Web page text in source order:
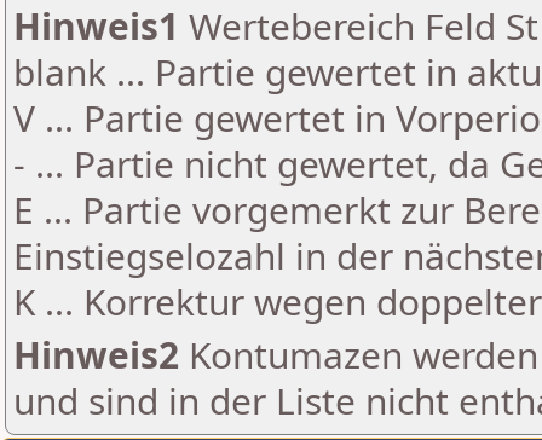
Hinweis1 Wertebereich Feld
blank ... Partie gewertet in
V ... Partie gewertet in
- ... Partie nicht gewertet, da
E ... Partie vorgemerkt zur
Einstiegselozahl in der
K ... Korrektur wegen
Hinweis2 Kontumazen
und sind in der Liste nicht